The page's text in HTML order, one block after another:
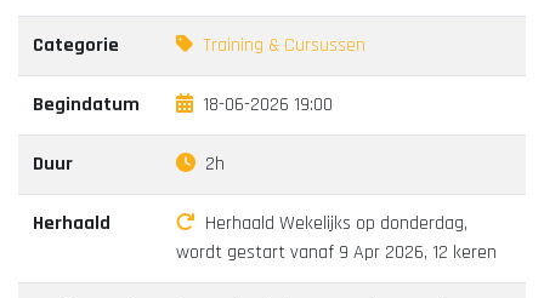
Categorie Training & Cursussen
Begindatum 18-06-2026 19:00
Duur 2h
Herhaald
Herhaald Wekelijks op donderdag,
wordt gestart vanaf 9 Apr 2026, 12 keren